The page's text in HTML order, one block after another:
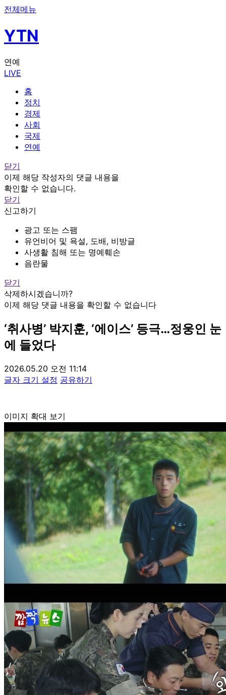
전체메뉴
YTN
연예
LIVE
홈
정치
경제
사회
국제
연예
닫기
이제 해당 작성자의 댓글 내용을
확인할 수 없습니다.
닫기
신고하기
광고 또는 스팸
유언비어 및 욕설, 도배, 비방글
사생활 침해 또는 명예훼손
음란물
닫기
삭제하시겠습니까?
이제 해당 댓글 내용을 확인할 수 없습니다
‘취사병’ 박지훈, ‘에이스’ 등극…정웅인 눈
에 들었다
2026.05.20 오전 11:14
글자 크기 설정 공유하기
이미지 확대 보기